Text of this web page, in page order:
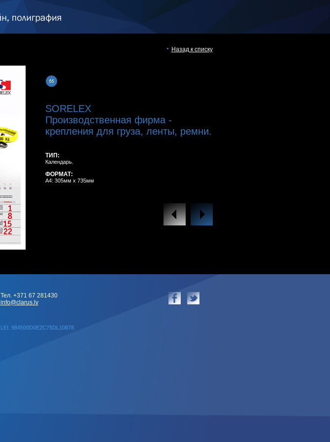
Назад к списку
SORELEX
Производственная фирма -
крепления для груза, ленты, ремни.
ТИП:
Календарь.
ФОРМАТ:
A4: 305мм x 735мм
LEI: 984500D0E2C75DL10878
Тел. +371 67 281430
info@clarus.lv